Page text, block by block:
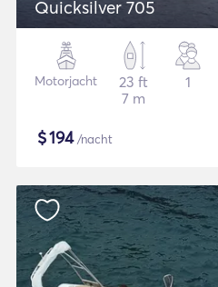
Quicksilver 705
Motorjacht
23 ft
7 m
1
$194/nacht